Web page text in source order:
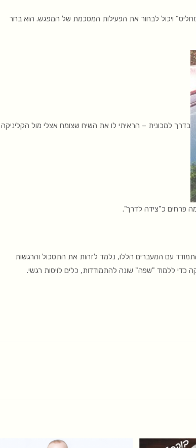
בהן הוא "המחליט" ויכול לבחור את הפעילות המסכמת של המפגש. הוא בחר
בדרך למכונית – הראיתי לו את השיח שצומח אצלי מול הקליניקה
פרחים כ"צידה לדרך".
עם המעברים הללו, נלמד לזהות את התסכול והרגשות
כדי ללמוד "שפה" שונה להתמודדות, כלים לויסות רגשי.